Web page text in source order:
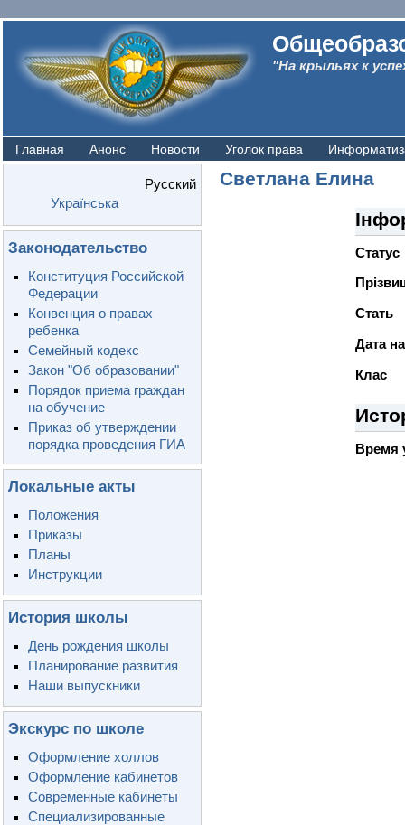
"На крыльях к
Главная Анонс Новости Уголок права
Русский
Українська
Законодательство
Конституция Российской
Федерации
Конвенция о правах
ребенка
Семейный кодекс
Закон "Об образовании"
Порядок приема граждан
на обучение
Приказ об утверждении
порядка проведения ГИА
Локальные акты
Положения
Приказы
Планы
Инструкции
История школы
День рождения школы
Планирование развития
Наши выпускники
Экскурс по школе
Оформление холлов
Оформление кабинетов
Современные кабинеты
Специализированные
Светлана Елина
Статус
Стать
Дата
Клас
Время